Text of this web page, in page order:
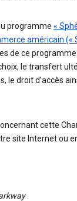
programme «
américain («
de ce
le transfert
le droit d’accès
cette
site Internet ou